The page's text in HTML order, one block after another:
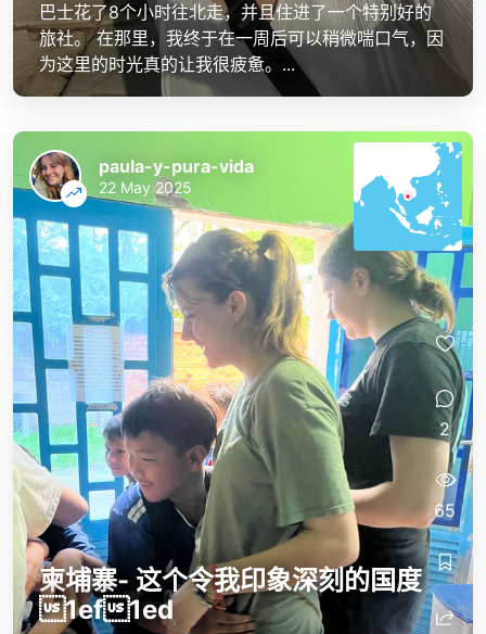
巴士花了8个小时往北走，并且住进了一个特别好的
旅社。 在那里，我终于在一周后可以稍微喘口气，因
为这里的时光真的让我很疲惫。...
柬埔寨- 这个令我印象深刻的国度
1ef1ed
paula-y-pura-vida
22 May 2025
2
65